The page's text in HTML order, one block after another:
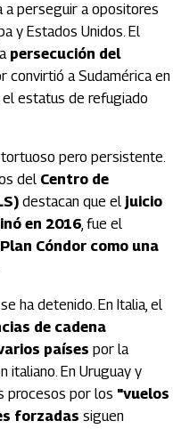
a perseguir a opositores
y Estados Unidos. El
persecución del
convirtió a Sudamérica en
estatus de refugiado
tortuoso pero persistente.
del Centro de
destacan que el juicio
en 2016, fue el
Plan Cóndor como una
ha detenido. En Italia, el
de cadena
países por la
italiano. En Uruguay y
procesos por los "vuelos
forzadas siguen